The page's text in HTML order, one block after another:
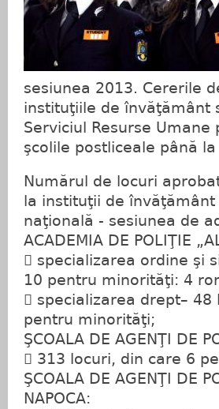
sesiunea 2013. Cererile
instituţiile de învăţământ
Serviciul Resurse
şcolile postliceale până
Numărul de locuri
la instituţii de
naţională - sesiunea de
ACADEMIA DE POLIŢIE
 specializarea ordine şi
10 pentru minorităţi: 4
 specializarea drept–
pentru minorităţi;
ŞCOALA DE AGENŢI DE
 313 locuri, din care 6
ŞCOALA DE AGENŢI DE
NAPOCA: